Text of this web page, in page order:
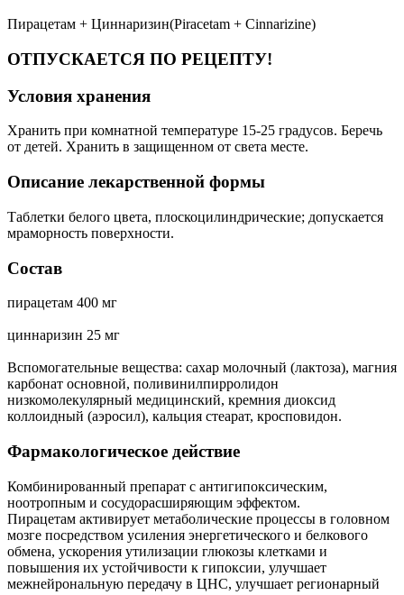
Пирацетам + Циннаризин(Piracetam + Cinnarizine)
ОТПУСКАЕТСЯ ПО РЕЦЕПТУ!
Условия хранения
Хранить при комнатной температуре 15-25 градусов. Беречь
от детей. Хранить в защищенном от света месте.
Описание лекарственной формы
Таблетки белого цвета, плоскоцилиндрические; допускается
мраморность поверхности.
Состав
пирацетам 400 мг
циннаризин 25 мг
Вспомогательные вещества: сахар молочный (лактоза), магния
карбонат основной, поливинилпирролидон
низкомолекулярный медицинский, кремния диоксид
коллоидный (аэросил), кальция стеарат, кросповидон.
Фармакологическое действие
Комбинированный препарат с антигипоксическим,
ноотропным и сосудорасширяющим эффектом.
Пирацетам активирует метаболические процессы в головном
мозге посредством усиления энергетического и белкового
обмена, ускорения утилизации глюкозы клетками и
повышения их устойчивости к гипоксии, улучшает
межнейрональную передачу в ЦНС, улучшает регионарный